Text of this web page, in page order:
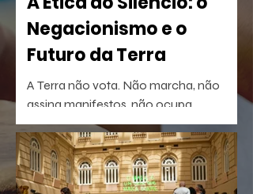
Negacionismo e o
Futuro da Terra
A Terra não vota. Não marcha, não
assina manifestos, não ocupa
palanques. Talvez por isso seja tão fácil
esquecê-la.